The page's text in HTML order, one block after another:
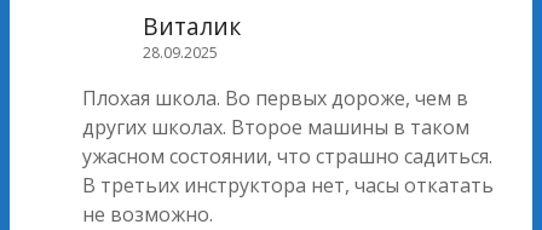
Виталик
28.09.2025
Плохая школа. Во первых дороже, чем в
других школах. Второе машины в таком
ужасном состоянии, что страшно садиться.
В третьих инструктора нет, часы откатать
не возможно.